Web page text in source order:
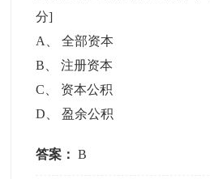
分]
A
、全部资本
B 、注册资本
C
资本公积
D 、盈余公积
答案： B